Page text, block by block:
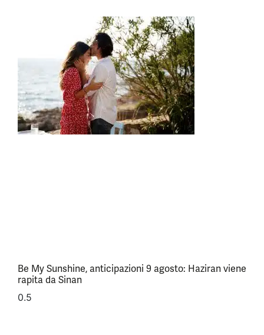
Be My Sunshine, anticipazioni 9 agosto: Haziran viene
rapita da Sinan